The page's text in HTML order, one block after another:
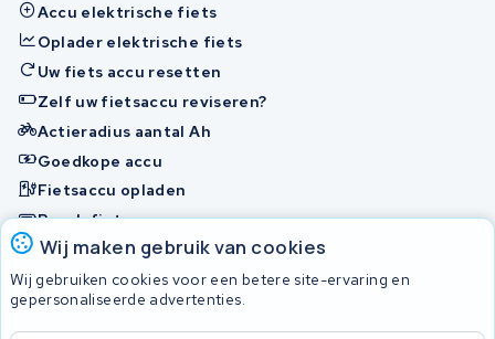
Wij maken gebruik van cookies
Wij gebruiken cookies voor een betere site-ervaring en
gepersonaliseerde advertenties.
Accu elektrische fiets
Oplader elektrische fiets
Uw fiets accu resetten
Zelf uw fietsaccu reviseren?
Actieradius aantal Ah
Goedkope accu
Fietsaccu opladen
Bosch fietsaccu
Nakijken en contact opnemen
Onherstelbaar